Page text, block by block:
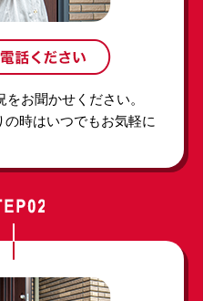
お聞かせください。
時はいつでもお気軽に